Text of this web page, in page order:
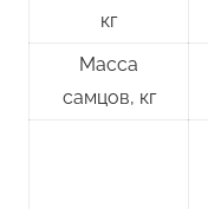
кг
Масса
самцов, кг